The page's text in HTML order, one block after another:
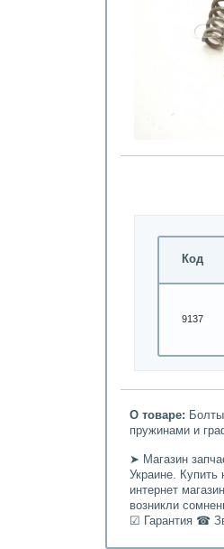
Код
9137
О товаре:
пружинами и
➤ Магазин
Украине. Купить
интернет
возникли
☑ Гарантия ☎